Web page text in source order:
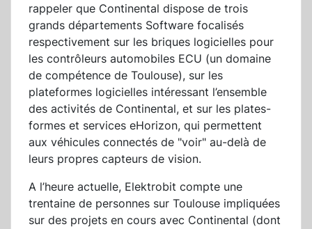
rappeler que Continental dispose de trois
grands départements Software focalisés
respectivement sur les briques logicielles pour
les contrôleurs automobiles ECU (un domaine
de compétence de Toulouse), sur les
plateformes logicielles intéressant l’ensemble
des activités de Continental, et sur les plates-
formes et services eHorizon, qui permettent
aux véhicules connectés de "voir" au-delà de
leurs propres capteurs de vision.
A l’heure actuelle, Elektrobit compte une
trentaine de personnes sur Toulouse impliquées
sur des projets en cours avec Continental (dont